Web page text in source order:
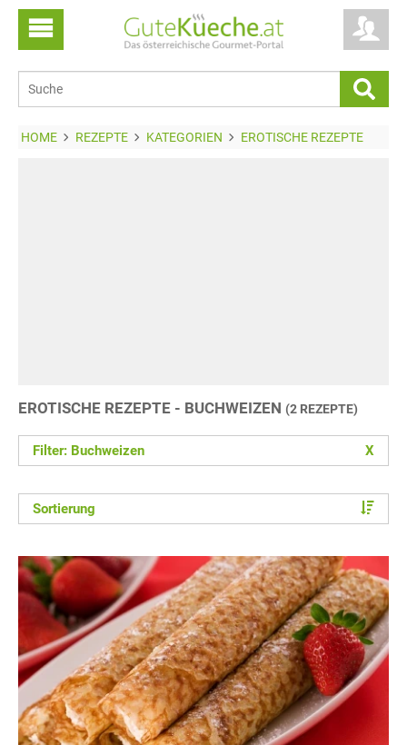
HOME REZEPTE KATEGORIEN EROTISCHE REZEPTE
EROTISCHE REZEPTE - BUCHWEIZEN (2 REZEPTE)
Filter: Buchweizen X
Sortierung